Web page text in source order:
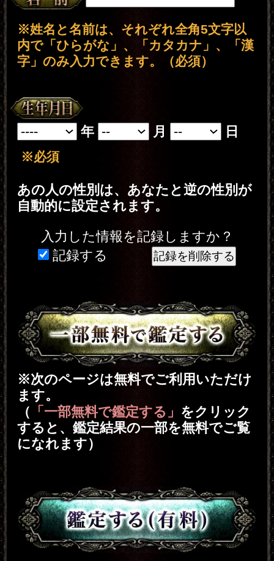
ご入力いただいた情報を、占いサー
情報の蓄積を行ったり、他の目的で
使用することはありません。ご利用
の際は、当社「個人情報保護方針
（外部サイト）」に同意の上、必要
■有料版特典■ 有料版ではさらに詳しくあな
たの鑑定結果をご閲覧頂けます！
有料特典1 比令数で割り出す、増しゆくあな
有料版では、時の経過と共に増しゆ
くあなたの魅力を割り出す『比令
数』に加え、時の経過と共に失われ
ゆくあなたの難点を割り出す『反
比令数』を示し、より詳細にあなた
という人間の本質や成長を知るこ
有料特典2 比令珠算で弾き出す、あなた
の“現在”と“5年後の姿”